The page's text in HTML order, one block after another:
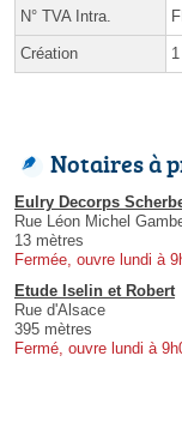
N° TVA Intra.
Création
Notaires à
Eulry Decorps
Rue Léon Michel
13 mètres
Fermée, ouvre lundi à
Etude Iselin et Robert
Rue d'Alsace
395 mètres
Fermé, ouvre lundi à